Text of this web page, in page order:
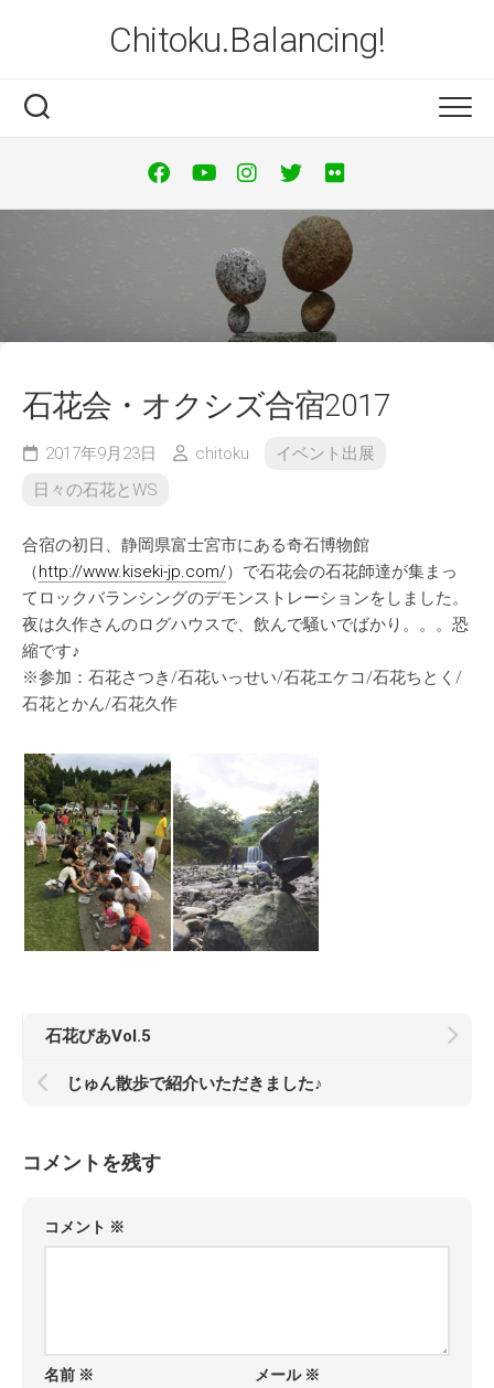
Chitoku.Balancing!
石花会・オクシズ合宿2017
2017年9月23日 chitoku
イベント出展
日々の石花とWS
合宿の初日、静岡県富士宮市にある奇石博物館
（http://www.kiseki-jp.com/）で石花会の石花師達が集まっ
てロックバランシングのデモンストレーションをしました。
夜は久作さんのログハウスで、飲んで騒いでばかり。。。恐
縮です♪
※参加：石花さつき/石花いっせい/石花エケコ/石花ちとく/
石花とかん/石花久作
石花びあVol.5
じゅん散歩で紹介いただきました♪
コメントを残す
コメント ※
名前 ※ メール ※